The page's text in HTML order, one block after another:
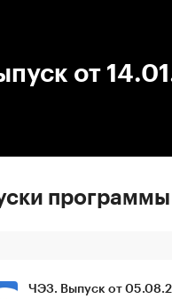
от
программы
ЧЭЗ. Выпуск от